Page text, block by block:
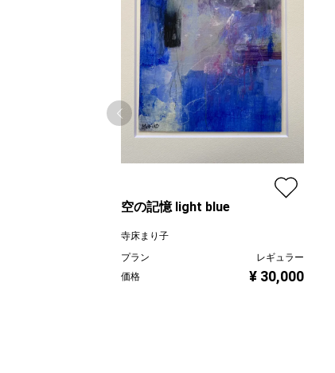
空の記憶 light blue
寺床まり子
プラン
レギュラー
価格
¥ 30,000